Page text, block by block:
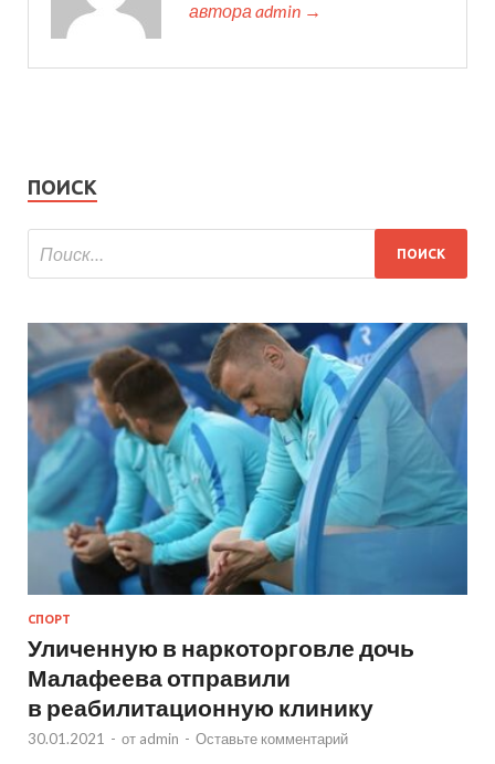
автора admin →
ПОИСК
СПОРТ
Уличенную в наркоторговле дочь
Малафеева отправили
в реабилитационную клинику
30.01.2021 - от admin - Оставьте комментарий